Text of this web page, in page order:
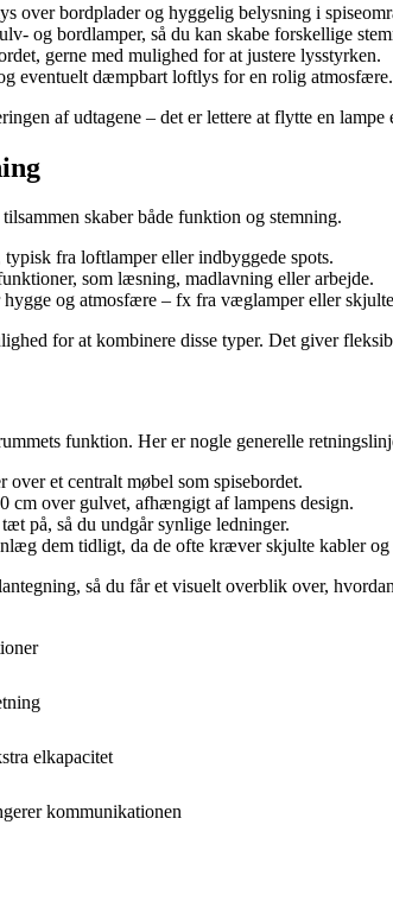
over bordplader og hyggelig belysning i
og bordlamper, så du kan skabe forskellige
gerne med mulighed for at justere lysstyrken.
eventuelt dæmpbart loftlys for en rolig atmosfære.
af udtagene – det er lettere at flytte en
skaber både funktion og stemning.
fra loftlamper eller indbyggede spots.
som læsning, madlavning eller arbejde.
hygge og atmosfære – fx fra væglamper eller
for at kombinere disse typer. Det giver
funktion. Her er nogle generelle
et centralt møbel som spisebordet.
cm over gulvet, afhængigt af lampens design.
på, så du undgår synlige ledninger.
dem tidligt, da de ofte kræver skjulte kabler og
så du får et visuelt overblik over,
elkapacitet
kommunikationen